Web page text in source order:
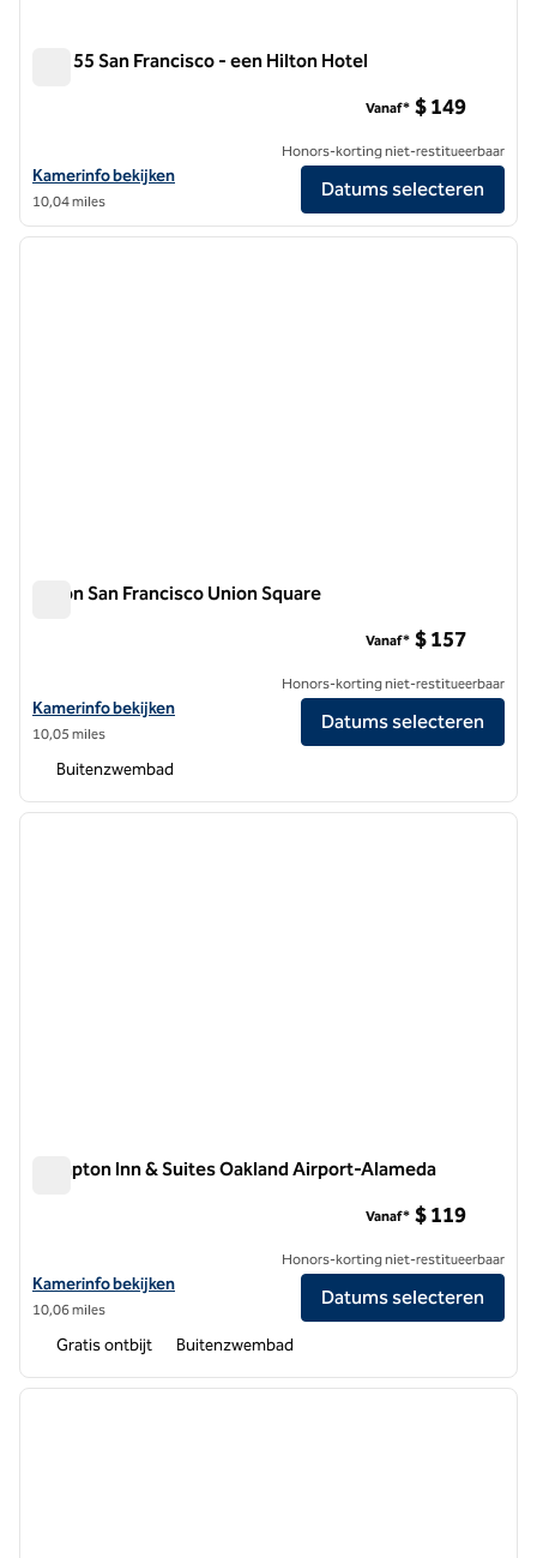
Parc 55 San Francisco - een Hilton Hotel
Bekijk hoteldetails voor Parc 55 San Francisco - een Hilton Hotel
Kamerinfo bekijken
10,04 miles
Vanaf* $ 149
Honors-korting niet-restitueerbaar
Datums selecteren
1/12
1 van 12
Hilton San Francisco Union Square
Bekijk hoteldetails voor Hilton San Francisco Union Square
Kamerinfo bekijken
10,05 miles
Vanaf* $ 157
Honors-korting niet-restitueerbaar
Datums selecteren
Buitenzwembad
1 van 12
Hampton Inn & Suites Oakland Airport-Alameda
Bekijk hoteldetails voor Hampton Inn & Suites Oakland Airport-
Kamerinfo bekijken
10,06 miles
Vanaf* $ 119
Honors-korting niet-restitueerbaar
Datums selecteren
Gratis ontbijt Buitenzwembad
1 van 12